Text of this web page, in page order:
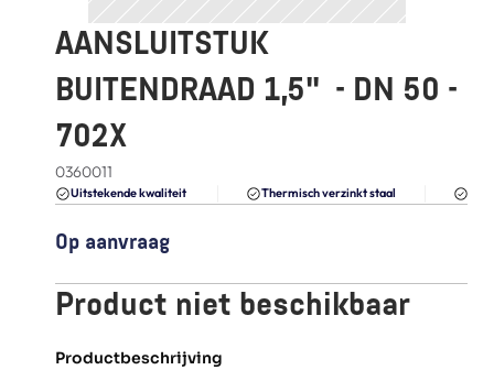
FAQ
Blogs
AANSLUITSTUK
BUITENDRAAD 1,5"  - DN 50 -
702X
0360011
Uitstekende kwaliteit Thermisch verzinkt staal
Op aanvraag
Product niet beschikbaar
Productbeschrijving